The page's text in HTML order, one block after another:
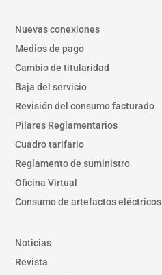
Nuevas conexiones
Medios de pago
Cambio de titularidad
Baja del servicio
Revisión del consumo facturado
Pilares Reglamentarios
Cuadro tarifario
Reglamento de suministro
Oficina Virtual
Consumo de artefactos eléctricos
Noticias
Revista